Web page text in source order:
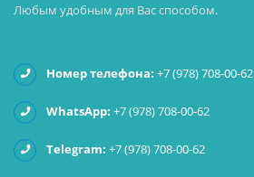
Любым удобным для Вас способом.
Номер телефона: +7 (978) 708-00-62
WhatsApp: +7 (978) 708-00-62
Telegram: +7 (978) 708-00-62